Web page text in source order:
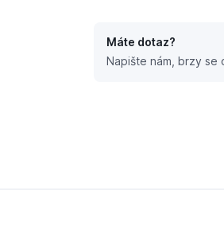
Máte dotaz?
Napište nám, brzy se